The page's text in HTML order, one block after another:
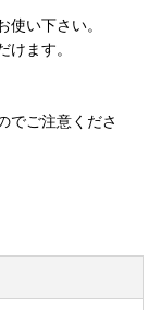
い下さい。
ます。
でご注意くださ